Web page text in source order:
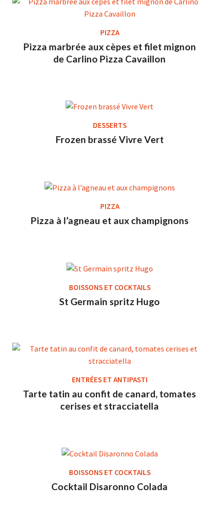
PIZZA
Pizza marbrée aux cèpes et filet mignon
de Carlino Pizza Cavaillon
DESSERTS
Frozen brassé Vivre Vert
PIZZA
Pizza à l’agneau et aux champignons
BOISSONS ET COCKTAILS
St Germain spritz Hugo
ENTRÉES ET ANTIPASTI
Tarte tatin au confit de canard, tomates
cerises et stracciatella
BOISSONS ET COCKTAILS
Cocktail Disaronno Colada